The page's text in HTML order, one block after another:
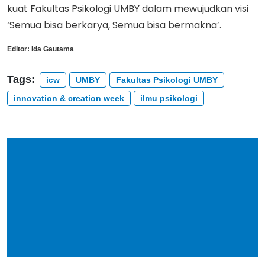
kuat Fakultas Psikologi UMBY dalam mewujudkan visi
‘Semua bisa berkarya, Semua bisa bermakna’.
Editor: Ida Gautama
Tags: icw UMBY
Fakultas Psikologi UMBY
innovation & creation week
ilmu psikologi